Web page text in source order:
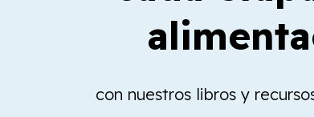
con nuestros libros y